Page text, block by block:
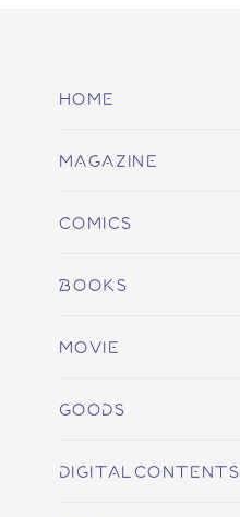
HOME
MAGAZINE
COMICS
BOOKS
MOVIE
GOODS
DIGITALCONTENTS